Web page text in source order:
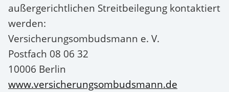
außergerichtlichen Streitbeilegung kontaktiert
werden:
Versicherungsombudsmann e. V.
Postfach 08 06 32
10006 Berlin
www.versicherungsombudsmann.de